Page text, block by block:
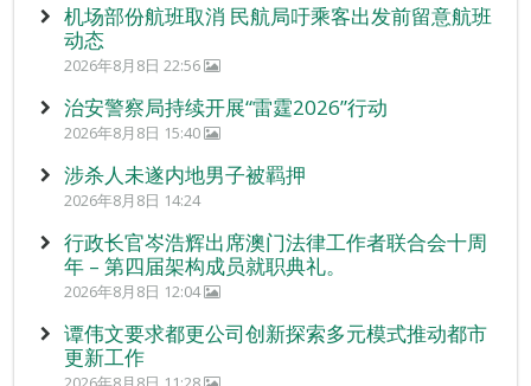
机场部份航班取消 民航局吁乘客出发前留意航班
动态
2026年8月8日 22:56
治安警察局持续开展“雷霆2026”行动
2026年8月8日 15:40
涉杀人未遂内地男子被羁押
2026年8月8日 14:24
行政长官岑浩辉出席澳门法律工作者联合会十周
年 – 第四届架构成员就职典礼。
2026年8月8日 12:04
谭伟文要求都更公司创新探索多元模式推动都市
更新工作